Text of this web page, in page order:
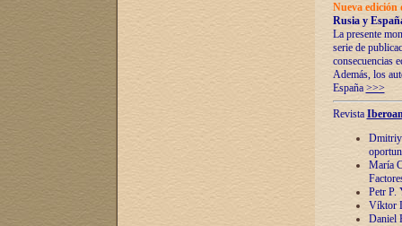
Nueva
Rusia y
La presente
serie de
consecuencias
Además, los
España >>>
Revista
Dmitriy
María
Petr P.
Víktor
Daniel